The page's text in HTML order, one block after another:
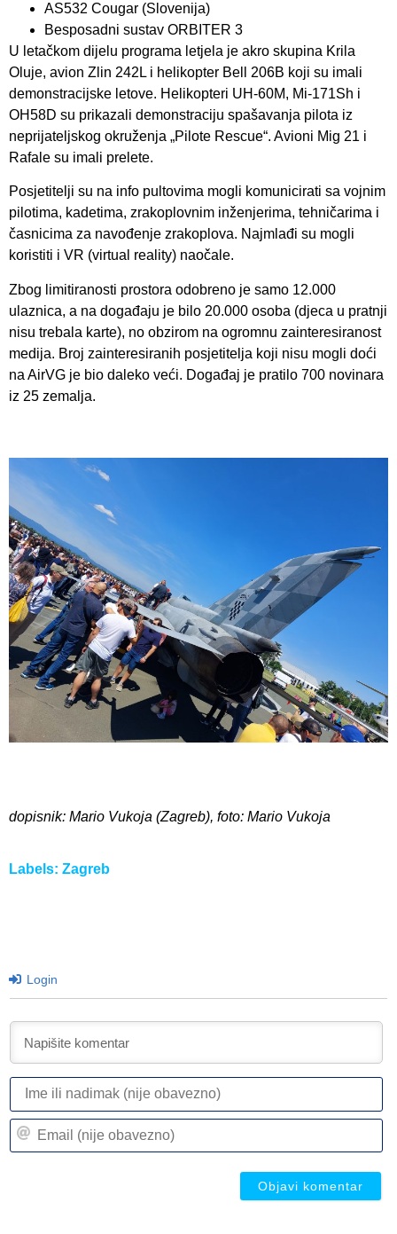
AS532 Cougar (Slovenija)
Besposadni sustav ORBITER 3
U letačkom dijelu programa letjela je akro skupina Krila
Oluje, avion Zlin 242L i helikopter Bell 206B koji su imali
demonstracijske letove. Helikopteri UH-60M, Mi-171Sh i
OH58D su prikazali demonstraciju spašavanja pilota iz
neprijateljskog okruženja „Pilote Rescue“. Avioni Mig 21 i
Rafale su imali prelete.
Posjetitelji su na info pultovima mogli komunicirati sa vojnim
pilotima, kadetima, zrakoplovnim inženjerima, tehničarima i
časnicima za navođenje zrakoplova. Najmlađi su mogli
koristiti i VR (virtual reality) naočale.
Zbog limitiranosti prostora odobreno je samo 12.000
ulaznica, a na događaju je bilo 20.000 osoba (djeca u pratnji
nisu trebala karte), no obzirom na ogromnu zainteresiranost
medija. Broj zainteresiranih posjetitelja koji nisu mogli doći
na AirVG je bio daleko veći. Događaj je pratilo 700 novinara
iz 25 zemalja.
dopisnik: Mario Vukoja (Zagreb), foto: Mario Vukoja
Labels: Zagreb
Login